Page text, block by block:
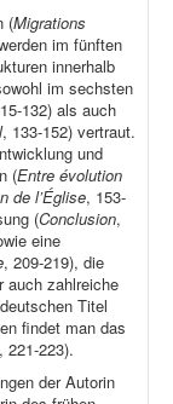
(Migrations
im fünften
innerhalb
im sechsten
132) als auch
, 133-152) vertraut.
und
(Entre évolution
de l’Église, 153-
(Conclusion,
eine
, 209-219), die
auch zahlreiche
Titel
findet man das
, 221-223).
der Autorin